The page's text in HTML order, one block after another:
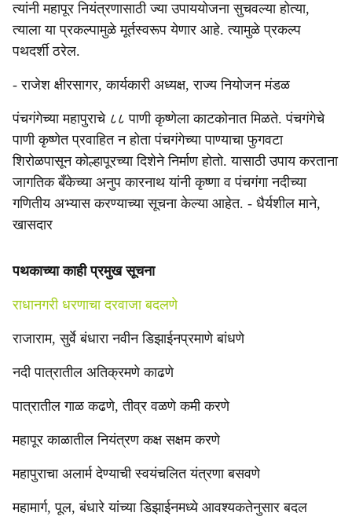
त्यांनी महापूर नियंत्रणासाठी ज्या उपाययोजना सुचवल्या होत्या,
त्याला या प्रकल्पामुळे मूर्तस्वरूप येणार आहे. त्यामुळे प्रकल्प
पथदर्शी ठरेल.
- राजेश क्षीरसागर, कार्यकारी अध्यक्ष, राज्य नियोजन मंडळ
पंचगंगेच्या महापुराचे ८८ पाणी कृष्णेला काटकोनात मिळते. पंचगंगेचे
पाणी कृष्णेत प्रवाहित न होता पंचगंगेच्या पाण्याचा फुगवटा
शिरोळपासून कोल्हापूरच्या दिशेने निर्माण होतो. यासाठी उपाय करताना
जागतिक बँकेच्या अनुप कारनाथ यांनी कृष्णा व पंचगंगा नदीच्या
गणितीय अभ्यास करण्याच्या सूचना केल्या आहेत. - धैर्यशील माने,
खासदार
पथकाच्या काही प्रमुख सूचना
राधानगरी धरणाचा दरवाजा बदलणे
राजाराम, सुर्वे बंधारा नवीन डिझाईनप्रमाणे बांधणे
नदी पात्रातील अतिक्रमणे काढणे
पात्रातील गाळ कढणे, तीव्र वळणे कमी करणे
महापूर काळातील नियंत्रण कक्ष सक्षम करणे
महापुराचा अलार्म देण्याची स्वयंचलित यंत्रणा बसवणे
महामार्ग, पूल, बंधारे यांच्या डिझाईनमध्ये आवश्यकतेनुसार बदल